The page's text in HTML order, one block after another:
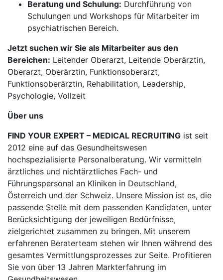
Beratung und Schulung: Durchführung von
Schulungen und Workshops für Mitarbeiter im
psychiatrischen Bereich.
Jetzt suchen wir Sie als Mitarbeiter aus den
Bereichen: Leitender Oberarzt, Leitende Oberärztin,
Oberarzt, Oberärztin, Funktionsoberarzt,
Funktionsoberärztin, Rehabilitation, Leadership,
Psychologie, Vollzeit
Über uns
FIND YOUR EXPERT – MEDICAL RECRUITING ist seit
2012 eine auf das Gesundheitswesen
hochspezialisierte Personalberatung. Wir vermitteln
ärztliches und nichtärztliches Fach- und
Führungspersonal an Kliniken in Deutschland,
Österreich und der Schweiz. Unsere Mission ist es, die
passende Stelle mit dem passenden Kandidaten, unter
Berücksichtigung der jeweiligen Bedürfnisse,
zielgerichtet zusammen zu bringen. Mit unserem
erfahrenen Beraterteam stehen wir Ihnen während des
gesamtes Vermittlungsprozesses zur Seite. Profitieren
Sie von über 13 Jahren Markterfahrung im